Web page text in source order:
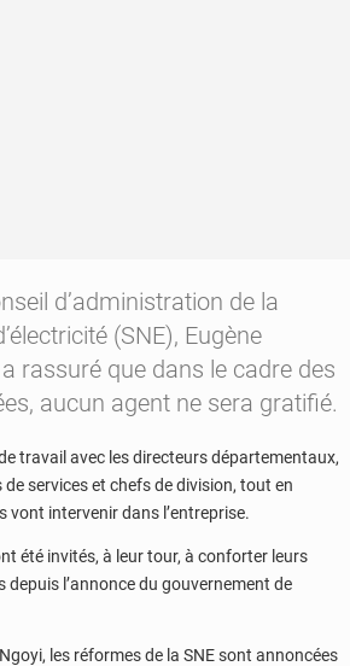
d’administration de la
(SNE), Eugène
rassuré que dans le cadre des
aucun agent ne sera gratifié.
travail avec les directeurs départementaux,
services et chefs de division, tout en
vont intervenir dans l’entreprise.
été invités, à leur tour, à conforter leurs
l’annonce du gouvernement de
les réformes de la SNE sont annoncées